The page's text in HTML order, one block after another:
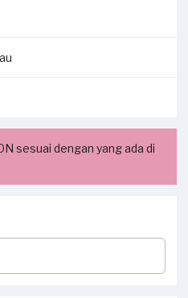
sesuai dengan yang ada di